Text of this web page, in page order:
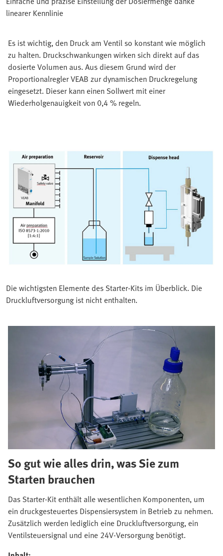
linearer Kennlinie
Es ist wichtig, den Druck am Ventil so konstant wie möglich
zu halten. Druckschwankungen wirken sich direkt auf das
dosierte Volumen aus. Aus diesem Grund wird der
Proportionalregler VEAB zur dynamischen Druckregelung
eingesetzt. Dieser kann einen Sollwert mit einer
Wiederholgenauigkeit von 0,4 % regeln.
Die wichtigsten Elemente des Starter-Kits im Überblick. Die
Druckluftversorgung ist nicht enthalten.
So gut wie alles drin, was Sie zum
Starten brauchen
Das Starter-Kit enthält alle wesentlichen Komponenten, um
ein druckgesteuertes Dispensiersystem in Betrieb zu nehmen.
Zusätzlich werden lediglich eine Druckluftversorgung, ein
Ventilsteuersignal und eine 24V-Versorgung benötigt.